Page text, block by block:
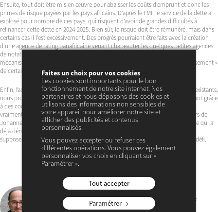
Ensuite, tout doit être mis en œuvre pour abaisser les coûts d’emprunt et donc les
primes de risque payées par les pays africains. D’après le FMI, le service de la dette a
explosé pour nombre de ces pays, qui risquent d’avoir de grandes difficultés à
refinancer cette dette en 2024-2025. Bien sûr, le risque doit être rémunéré, mais dans
certains cas il l’est excessivement. Des progrès pourraient être faits avec la création
d’une agence de rating panafricaine venant chapeauter les quelques petites agences
de notation aujourd’hui accessibles sur le continent, et par le recours à des
mécanismes et institutions de garantie (« monoline ») permettant le « rehaussement »
de certains crédits.
Enfin, face à l’émiettement et à la difficile émergence des marchés financiers existants,
nous proposons de créer un réseau de places financières en Afrique, permettant grâce
à des coopérations étendues d’atteindre l’activité et la liquidité requises pour
vraiment parler d’émergence. Un tel réseau devrait relier les marchés financiers de
Johannesburg, Lagos, Le Caire et Alexandrie, Abidjan, Nairobi,…, consolider ce qui a
déjà démarré avant d’élargir son périmètre. Une telle coopération financière
supposerait plus de coopération politique. Là résidera forcément le principal défi.
Christian De Boissieu
Vice-President du Cercle des économistes, professeur Émerite
d’économie à l’Université Paris 1 Panthéon-Sorbonne
Faites un choix pour vos cookies
Les cookies sont importants pour le bon
fonctionnement de notre site internet. Nos
partenaires et nous déposons des cookies et
utilisons des informations non sensibles de
votre appareil pour améliorer notre site et
afficher des publicités et contenus
personnalisés.
Vous pouvez accepter ou refuser ces
différentes opérations. Vous pouvez également
personnaliser vos choix en cliquant sur «
Paramétrer ».
Tout accepter
Paramétrer